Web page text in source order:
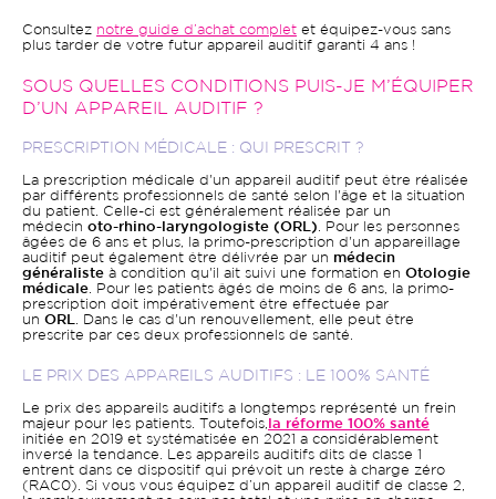
Consultez notre guide d’achat complet et équipez-vous sans
plus tarder de votre futur appareil auditif garanti 4 ans !
SOUS QUELLES CONDITIONS PUIS-JE M’ÉQUIPER
D’UN APPAREIL AUDITIF ?
PRESCRIPTION MÉDICALE : QUI PRESCRIT ?
La prescription médicale d'un appareil auditif peut être réalisée
par différents professionnels de santé selon l'âge et la situation
du patient. Celle-ci est généralement réalisée par un
médecin oto-rhino-laryngologiste (ORL) . Pour les personnes
âgées de 6 ans et plus, la primo-prescription d'un appareillage
auditif peut également être délivrée par un médecin
généraliste à condition qu'il ait suivi une formation en Otologie
médicale . Pour les patients âgés de moins de 6 ans, la primo-
prescription doit impérativement être effectuée par
un ORL
. Dans le cas d'un renouvellement, elle peut être
prescrite par ces deux professionnels de santé.
LE PRIX DES APPAREILS AUDITIFS : LE 100% SANTÉ
Le prix des appareils auditifs a longtemps représenté un frein
majeur pour les patients. Toutefois,
la réforme 100% santé
initiée en 2019 et systématisée en 2021 a considérablement
inversé la tendance. Les appareils auditifs dits de classe 1
entrent dans ce dispositif qui prévoit un reste à charge zéro
(RAC0). Si vous vous équipez d’un appareil auditif de classe 2,